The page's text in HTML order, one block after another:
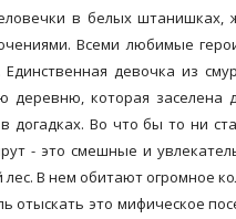
в белых штанишках,
Всеми любимые
девочка из
которая заселена
Во что бы то ни
- это смешные и
В нем обитают огромное
отыскать это мифическое